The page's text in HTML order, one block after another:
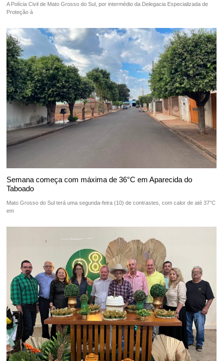
A Polícia Civil de Mato Grosso do Sul, por intermédio da Delegacia Especializada de
Proteção à
Semana começa com máxima de 36°C em Aparecida do
Taboado
Mato Grosso do Sul terá uma segunda-feira (10) de contrastes, com calor de até 37°C
em